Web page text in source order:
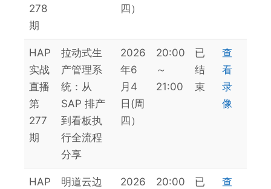
278
期
四）
HAP
实战
直播
第
277
期
拉动式生
产管理系
统：从
SAP 排产
到看板执
行全流程
分享
2026
年6
月4
日(周
四）
20:00
～
21:00
已
结
束
查
看
录
像
HAP
明道云边
2026
20:00
已
查